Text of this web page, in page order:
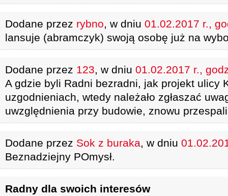
Dodane przez rybno, w dniu 01.02.2017 r.,
lansuje (abramczyk) swoją osobę już na
Dodane przez 123, w dniu 01.02.2017 r.,
A gdzie byli Radni bezradni, jak projekt ulicy
uzgodnieniach, wtedy należało zgłaszać
uwzględnienia przy budowie, znowu
Dodane przez Sok z buraka, w dniu
Beznadziejny POmysł.
Radny dla swoich interesów